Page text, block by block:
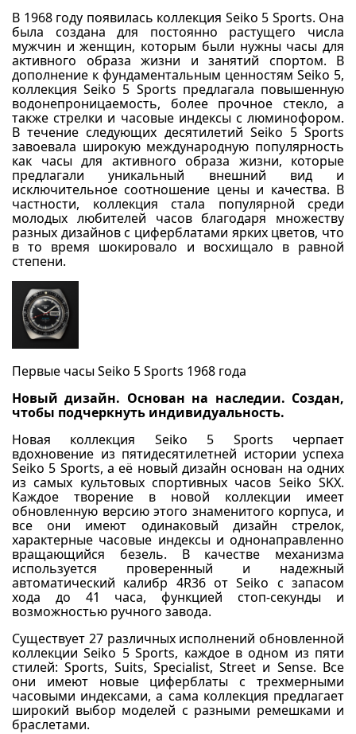
В 1968 году появилась коллекция Seiko 5 Sports. Она
была создана для постоянно растущего числа
мужчин и женщин, которым были нужны часы для
активного образа жизни и занятий спортом. В
дополнение к фундаментальным ценностям Seiko 5,
коллекция Seiko 5 Sports предлагала повышенную
водонепроницаемость, более прочное стекло, а
также стрелки и часовые индексы с люминофором.
В течение следующих десятилетий Seiko 5 Sports
завоевала широкую международную популярность
как часы для активного образа жизни, которые
предлагали уникальный внешний вид и
исключительное соотношение цены и качества. В
частности, коллекция стала популярной среди
молодых любителей часов благодаря множеству
разных дизайнов с циферблатами ярких цветов, что
в то время шокировало и восхищало в равной
степени.
Первые часы Seiko 5 Sports 1968 года
Новый дизайн. Основан на наследии. Создан,
чтобы подчеркнуть индивидуальность.
Новая коллекция Seiko 5 Sports черпает
вдохновение из пятидесятилетней истории успеха
Seiko 5 Sports, а её новый дизайн основан на одних
из самых культовых спортивных часов Seiko SKX.
Каждое творение в новой коллекции имеет
обновленную версию этого знаменитого корпуса, и
все они имеют одинаковый дизайн стрелок,
характерные часовые индексы и однонаправленно
вращающийся безель. В качестве механизма
используется проверенный и надежный
автоматический калибр 4R36 от Seiko с запасом
хода до 41 часа, функцией стоп-секунды и
возможностью ручного завода.
Существует 27 различных исполнений обновленной
коллекции Seiko 5 Sports, каждое в одном из пяти
стилей: Sports, Suits, Specialist, Street и Sense. Все
они имеют новые циферблаты с трехмерными
часовыми индексами, а сама коллекция предлагает
широкий выбор моделей с разными ремешками и
браслетами.